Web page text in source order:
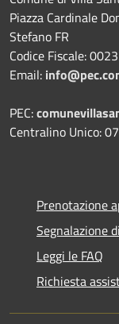
Piazza Cardinale
Stefano FR
Codice Fiscale:
Email:
PEC:
Centralino Unico:
Prenotazione
Segnalazione
Leggi le FAQ
Richiesta